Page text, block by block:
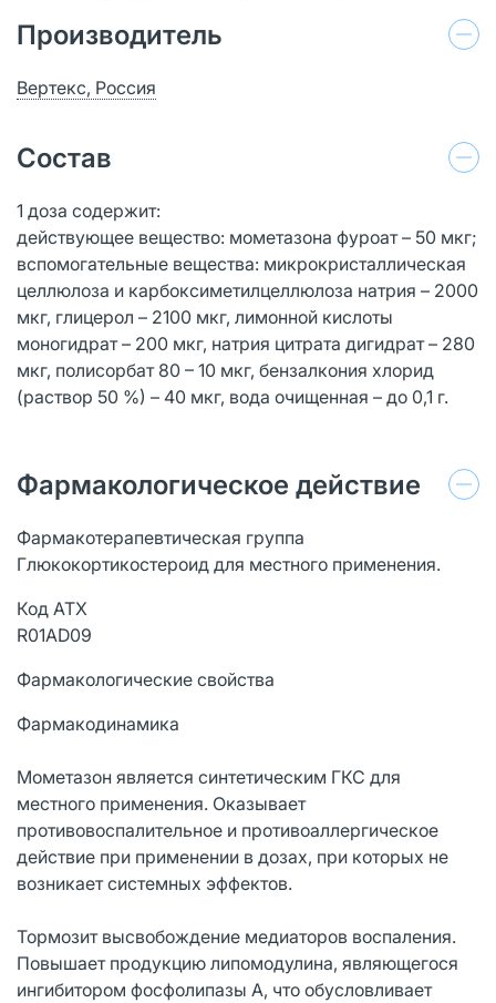
Производитель
Вертекс, Россия
Состав
1 доза содержит:
действующее вещество: мометазона фуроат – 50 мкг;
вспомогательные вещества: микрокристаллическая
целлюлоза и карбоксиметилцеллюлоза натрия – 2000
мкг, глицерол – 2100 мкг, лимонной кислоты
моногидрат – 200 мкг, натрия цитрата дигидрат – 280
мкг, полисорбат 80 – 10 мкг, бензалкония хлорид
(раствор 50 %) – 40 мкг, вода очищенная – до 0,1 г.
Фармакологическое действие
Фармакотерапевтическая группа
Глюкокортикостероид для местного применения.
Код АТХ
R01AD09
Фармакологические свойства
Фармакодинамика
Мометазон является синтетическим ГКС для
местного применения. Оказывает
противовоспалительное и противоаллергическое
действие при применении в дозах, при которых не
возникает системных эффектов.
Тормозит высвобождение медиаторов воспаления.
Повышает продукцию липомодулина, являющегося
ингибитором фосфолипазы А, что обусловливает